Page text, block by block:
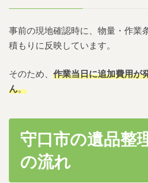
事前の現地確認時に、物量・作業
積もりに反映しています。
そのため、 作業当日に追加費用が
ん。
守口市の遺品整
の流れ